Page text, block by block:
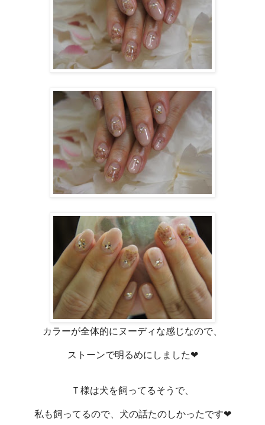
カラーが全体的にヌーディな感じなので、
ストーンで明るめにしました❤
Ｔ様は犬を飼ってるそうで、
私も飼ってるので、犬の話たのしかったです❤